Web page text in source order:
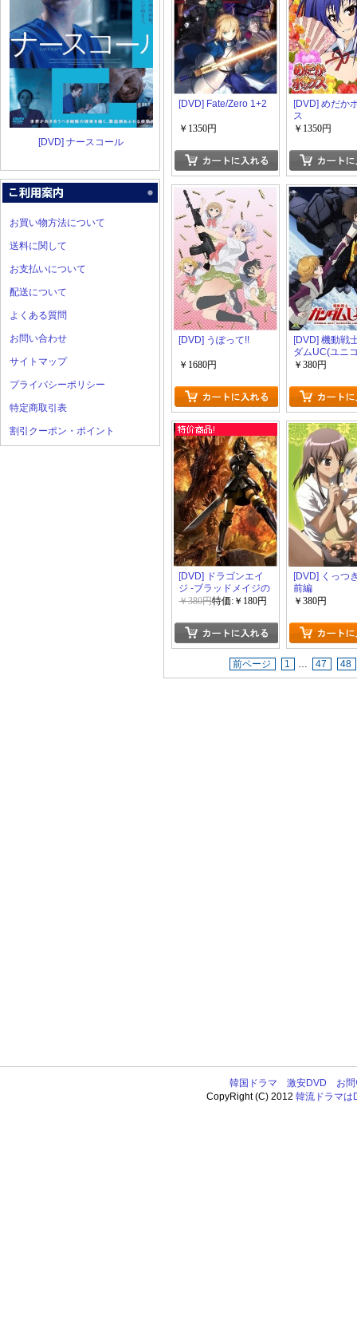
[DVD] ナースコール
お買い物方法について
送料に関して
お支払いについて
配送について
よくある質問
お問い合わせ
サイトマップ
プライバシーポリシー
特定商取引表
割引クーポン・ポイント
[DVD] Fate/Zero 1+2
￥1350円
[DVD] めだか
ス
￥1350円
[DVD] うぽって!!
￥1680円
[DVD] 機動戦
ダムUC(ユニ
5
￥380円
[DVD] ドラゴンエイ
ジ -ブラッドメイジの
聖戦-
￥380円特価:￥180円
[DVD] くっつ
前編
￥380円
前ページ 1 … 47 48
韓国ドラマ 激安DVD
お
CopyRight (C) 2012韓流ドラマは